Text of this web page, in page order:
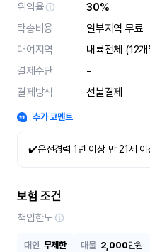
위약율
30%
탁송비용
일부지역 무료
대여지역
내륙전체 (12
결제수단
-
결제방식
선불결제
추가 코멘트
✔️운전경력 1년 이상 만 21세
보험 조건
책임한도
대인 무제한 대물 2,000만원